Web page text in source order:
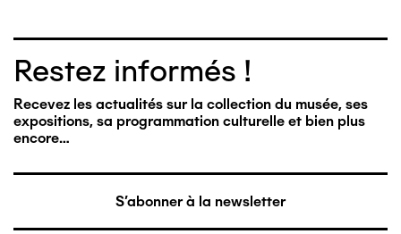
Restez informés !
Recevez les actualités sur la collection du musée, ses
expositions, sa programmation culturelle et bien plus
encore…
S'abonner à la newsletter